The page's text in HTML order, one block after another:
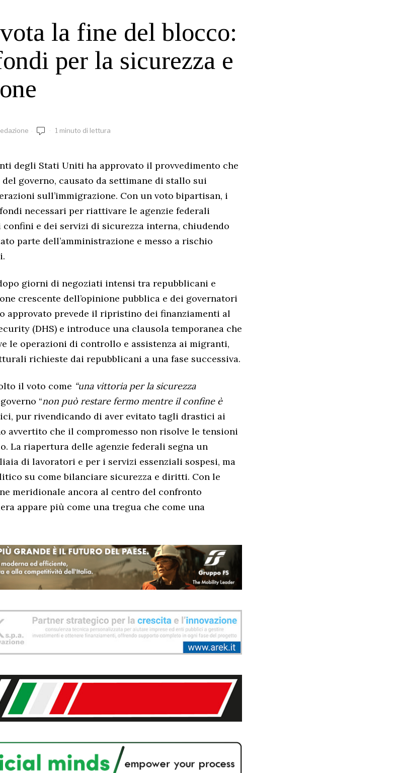
la fine del blocco:
per la sicurezza e
1 minuto di lettura
degli Stati Uniti ha approvato il provvedimento che
governo, causato da settimane di stallo sui
sull’immigrazione. Con un voto bipartisan, i
necessari per riattivare le agenzie federali
e dei servizi di sicurezza interna, chiudendo
parte dell’amministrazione e messo a rischio
giorni di negoziati intensi tra repubblicani e
crescente dell’opinione pubblica e dei governatori
approvato prevede il ripristino dei finanziamenti al
(DHS) e introduce una clausola temporanea che
le operazioni di controllo e assistenza ai migranti,
richieste dai repubblicani a una fase successiva.
il voto come “una vittoria per la sicurezza
“non può restare fermo mentre il confine è
pur rivendicando di aver evitato tagli drastici ai
avvertito che il compromesso non risolve le tensioni
La riapertura delle agenzie federali segna un
di lavoratori e per i servizi essenziali sospesi, ma
su come bilanciare sicurezza e diritti. Con le
meridionale ancora al centro del confronto
appare più come una tregua che come una